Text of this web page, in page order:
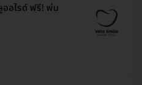
อไรด์ ฟรี! พ่น